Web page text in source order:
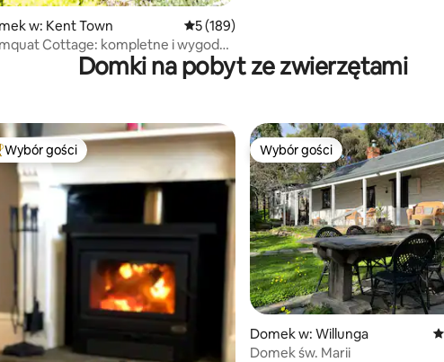
w: Kent Town Średnia ocena: 5 na 5, liczba recenzji: 189
5 (189)
Cottage: kompletne i wygodne
w Kent Town
Domki na pobyt ze zwierzętami
na 5, liczba recenzji: 434
z kategorii Wybór gości
Wybór gości Wybór gości
Wybór gości
Domek w: Willunga
Domek św. Marii